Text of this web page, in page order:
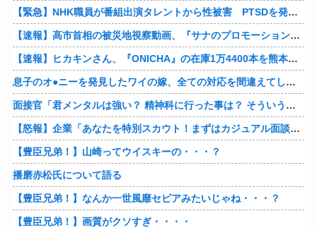
【緊急】NHK職員が番組出演タレントから性被害 PTSDを発症し休職へ
【速報】高市首相の被災地視察動画、『サナのプロモーションビデオ』すぎて炎上
【速報】ヒカキンさん、『ONICHA』の在庫1万4400本を熊本県に発送
息子のオ●ニーを発見したワイの嫁、全ての対応を間違えてしまう…
面接官「君メンタルは強い？ 精神科に行った事は？ そういう薬飲んでたりしない？」→
【怒報】企業「あなたを特別スカウト！まずはカジュアル面談をしませんか？」 ワイ「ん？話だけでも聞いてやるか…」→
【豊臣兄弟！】山崎ってウイスキーの・・・？
播磨赤松氏について語る
【豊臣兄弟！】なんか一世風靡セピアみたいじゃね・・・？
【豊臣兄弟！】画質がクソすぎ・・・・